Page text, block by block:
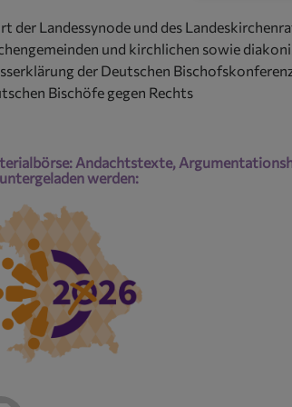
der Landessynode und des
und kirchlichen sowie
der Deutschen
Bischöfe gegen Rechts
Andachtstexte,
werden: